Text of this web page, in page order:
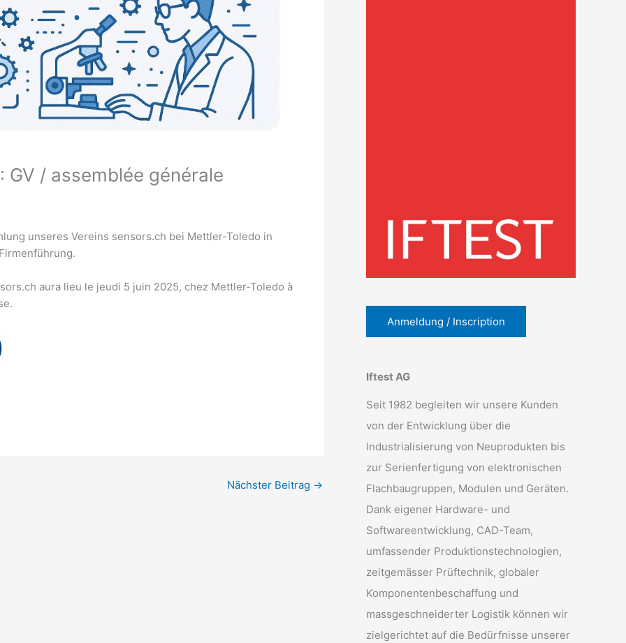
GV / assemblée générale
unseres Vereins sensors.ch bei Mettler-Toledo in
aura lieu le jeudi 5 juin 2025, chez Mettler-Toledo à
Nächster Beitrag →
Anmeldung / Inscription
Iftest AG
Seit 1982 begleiten wir unsere Kunden
von der Entwicklung über die
Industrialisierung von Neuprodukten bis
zur Serienfertigung von elektronischen
Flachbaugruppen, Modulen und Geräten.
Dank eigener Hardware- und
Softwareentwicklung, CAD-Team,
umfassender Produktionstechnologien,
zeitgemässer Prüftechnik, globaler
Komponentenbeschaffung und
massgeschneiderter Logistik können wir
zielgerichtet auf die Bedürfnisse unserer